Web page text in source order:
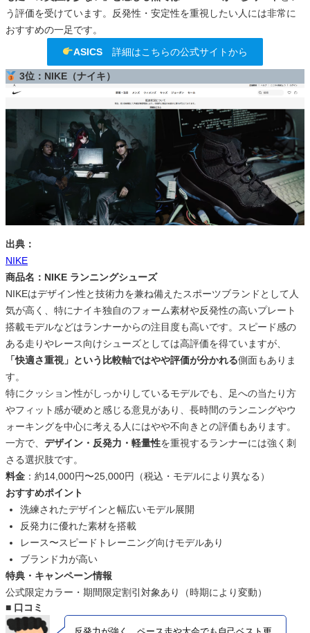
う評価を受けています。反発性・安定性を重視したい人には非常に
おすすめの一足です。
ASICS 詳細はこちらの公式サイトから
3位：NIKE（ナイキ）
出典：
NIKE
商品名：NIKE ランニングシューズ
NIKEはデザイン性と技術力を兼ね備えたスポーツブランドとして人
気が高く、特にナイキ独自のフォーム素材や反発性の高いプレート
搭載モデルなどはランナーからの注目度も高いです。スピード感の
ある走りやレース向けシューズとしては高評価を得ていますが、
「快適さ重視」という比較軸ではやや評価が分かれる側面もありま
す。
特にクッション性がしっかりしているモデルでも、足への当たり方
やフィット感が硬めと感じる意見があり、長時間のランニングやウ
ォーキングを中心に考える人にはやや不向きとの評価もあります。
一方で、 デザイン・反発力・軽量性を重視するランナーには強く刺
さる選択肢です。
料金 ：約14,000円〜25,000円（税込・モデルにより異なる）
おすすめポイント
洗練されたデザインと幅広いモデル展開
反発力に優れた素材を搭載
レース〜スピードトレーニング向けモデルあり
ブランド力が高い
特典・キャンペーン情報
公式限定カラー・期間限定割引対象あり（時期により変動）
■ 口コミ